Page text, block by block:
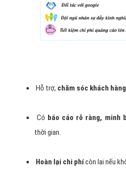
Hỗ trợ, chăm sóc khách hàng
Có báo cáo rõ ràng, minh
thời gian.
Hoàn lại chi phícòn lại nếu